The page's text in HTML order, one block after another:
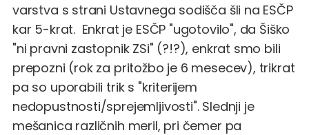
varstva s strani Ustavnega sodišča šli na ESČP
kar 5-krat. Enkrat je ESČP "ugotovilo", da Šiško
"ni pravni zastopnik ZSi" (?!?), enkrat smo bili
prepozni (rok za pritožbo je 6 mesecev), trikrat
pa so uporabili trik s "kriterijem
nedopustnosti/sprejemljivosti". Slednji je
mešanica različnih meril, pri čemer pa